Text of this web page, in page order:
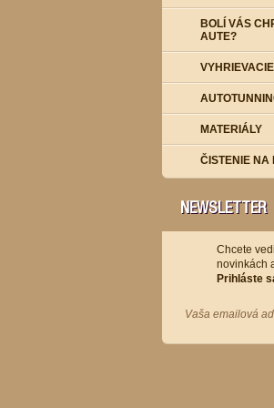
BOLÍ VÁS
AUTE?
MATERIÁLY
ČISTENIE NA
NEWSLETTER
Chcete
novinkách
Prihláste